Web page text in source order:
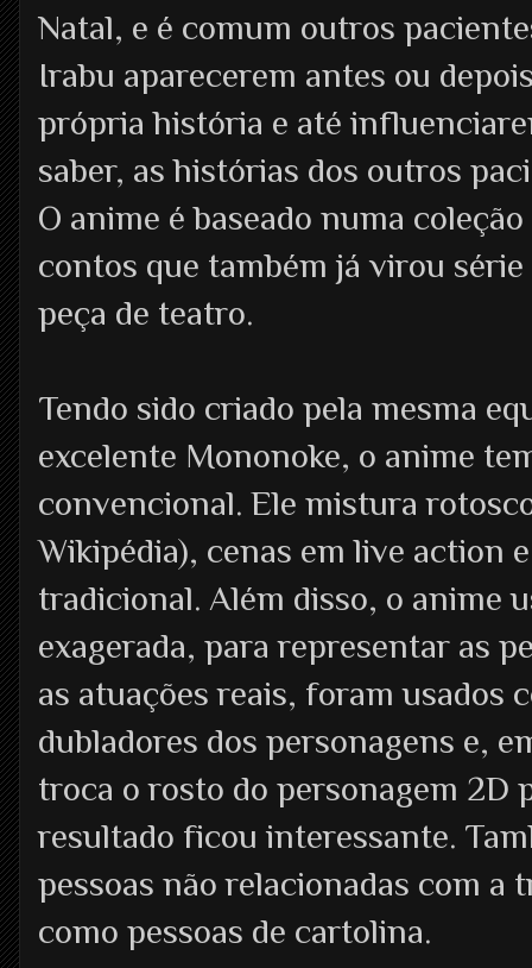
Natal, e é comum outros
Irabu aparecerem antes ou
própria história e até
saber, as histórias dos outros
O anime é baseado numa coleção
contos que também já virou série
peça de teatro.
Tendo sido criado pela mesma
excelente Mononoke, o anime
convencional. Ele mistura
Wikipédia), cenas em live action
tradicional. Além disso, o anime
exagerada, para representar as
as atuações reais, foram usados
dubladores dos personagens e,
troca o rosto do personagem 2D
resultado ficou interessante.
pessoas não relacionadas com a
como pessoas de cartolina.